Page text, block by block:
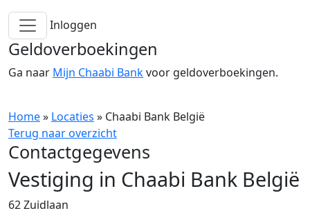
Inloggen
Geldoverboekingen
Ga naar Mijn Chaabi Bankvoor geldoverboekingen.
Home» Locaties » Chaabi Bank België
Terug naar overzicht
Contactgegevens
Vestiging in Chaabi Bank België
62 Zuidlaan